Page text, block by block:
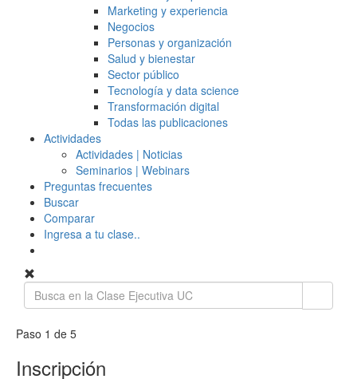
Marketing y experiencia
Negocios
Personas y organización
Salud y bienestar
Sector público
Tecnología y data science
Transformación digital
Todas las publicaciones
Actividades
Actividades | Noticias
Seminarios | Webinars
Preguntas frecuentes
Buscar
Comparar
Ingresa a tu clase..
Paso 1 de 5
Inscripción